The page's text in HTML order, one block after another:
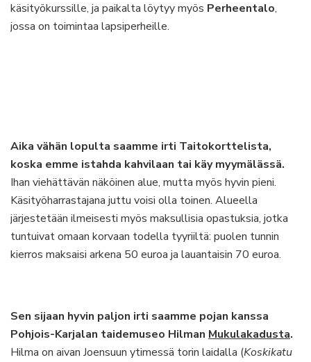
käsityökurssille, ja paikalta löytyy myös Perheentalo,
jossa on toimintaa lapsiperheille.
Aika vähän lopulta saamme irti Taitokorttelista,
koska emme istahda kahvilaan tai käy myymälässä.
Ihan viehättävän näköinen alue, mutta myös hyvin pieni.
Käsityöharrastajana juttu voisi olla toinen. Alueella
järjestetään ilmeisesti myös maksullisia opastuksia, jotka
tuntuivat omaan korvaan todella tyyriiltä: puolen tunnin
kierros maksaisi arkena 50 euroa ja lauantaisin 70 euroa.
Sen sijaan hyvin paljon irti saamme pojan kanssa
Pohjois-Karjalan taidemuseo Hilman Mukulakadusta.
Hilma on aivan Joensuun ytimessä torin laidalla (Koskikatu